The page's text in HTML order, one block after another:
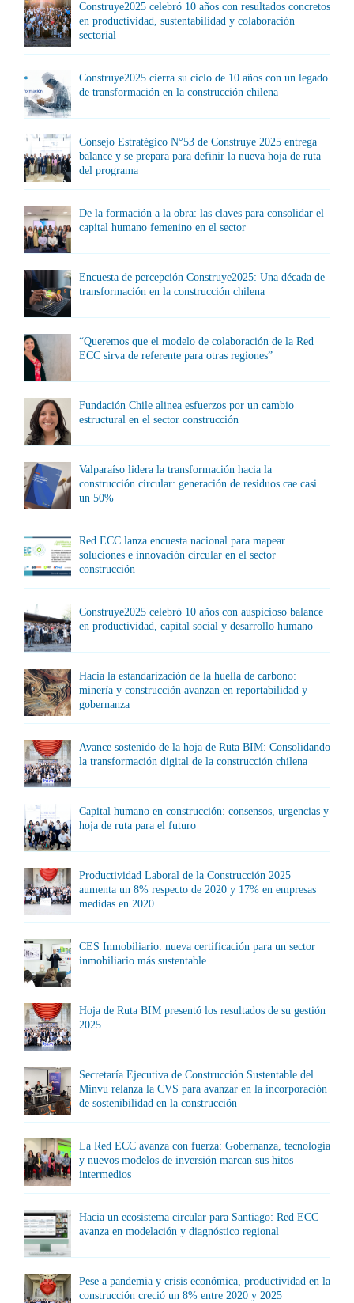
Construye2025 celebró 10 años con resultados concretos
en productividad, sustentabilidad y colaboración
sectorial
Construye2025 cierra su ciclo de 10 años con un legado
de transformación en la construcción chilena
Consejo Estratégico N°53 de Construye 2025 entrega
balance y se prepara para definir la nueva hoja de ruta
del programa
De la formación a la obra: las claves para consolidar el
capital humano femenino en el sector
Encuesta de percepción Construye2025: Una década de
transformación en la construcción chilena
“Queremos que el modelo de colaboración de la Red
ECC sirva de referente para otras regiones”
Fundación Chile alinea esfuerzos por un cambio
estructural en el sector construcción
Valparaíso lidera la transformación hacia la
construcción circular: generación de residuos cae casi
un 50%
Red ECC lanza encuesta nacional para mapear
soluciones e innovación circular en el sector
construcción
Construye2025 celebró 10 años con auspicioso balance
en productividad, capital social y desarrollo humano
Hacia la estandarización de la huella de carbono:
minería y construcción avanzan en reportabilidad y
gobernanza
Avance sostenido de la hoja de Ruta BIM: Consolidando
la transformación digital de la construcción chilena
Capital humano en construcción: consensos, urgencias y
hoja de ruta para el futuro
Productividad Laboral de la Construcción 2025
aumenta un 8% respecto de 2020 y 17% en empresas
medidas en 2020
CES Inmobiliario: nueva certificación para un sector
inmobiliario más sustentable
Hoja de Ruta BIM presentó los resultados de su gestión
2025
Secretaría Ejecutiva de Construcción Sustentable del
Minvu relanza la CVS para avanzar en la incorporación
de sostenibilidad en la construcción
La Red ECC avanza con fuerza: Gobernanza, tecnología
y nuevos modelos de inversión marcan sus hitos
intermedios
Hacia un ecosistema circular para Santiago: Red ECC
avanza en modelación y diagnóstico regional
Pese a pandemia y crisis económica, productividad en la
construcción creció un 8% entre 2020 y 2025